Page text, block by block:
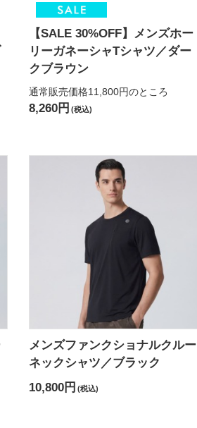
【SALE 30%OFF】メンズホー
リーガネーシャTシャツ／ダー
クブラウン
通常販売価格11,800円のところ
8,260円 (税込)
メンズファンクショナルクルー
ネックシャツ／ブラック
10,800円 (税込)